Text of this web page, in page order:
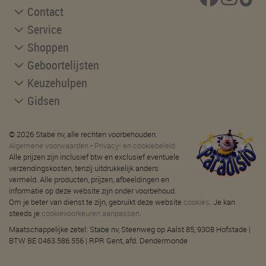
Contact
Service
Shoppen
Geboortelijsten
Keuzehulpen
Gidsen
© 2026 Stabe nv, alle rechten voorbehouden.
Algemene voorwaarden - Privacy- en cookiebeleid
Alle prijzen zijn inclusief btw en exclusief eventuele
verzendingskosten, tenzij uitdrukkelijk anders
vermeld. Alle producten, prijzen, afbeeldingen en
informatie op deze website zijn onder voorbehoud.
Om je beter van dienst te zijn, gebruikt deze website cookies. Je kan
steeds je cookievoorkeuren aanpassen.
Maatschappelijke zetel: Stabe nv, Steenweg op Aalst 85, 9308 Hofstade |
BTW BE 0463.586.556 | RPR Gent, afd. Dendermonde